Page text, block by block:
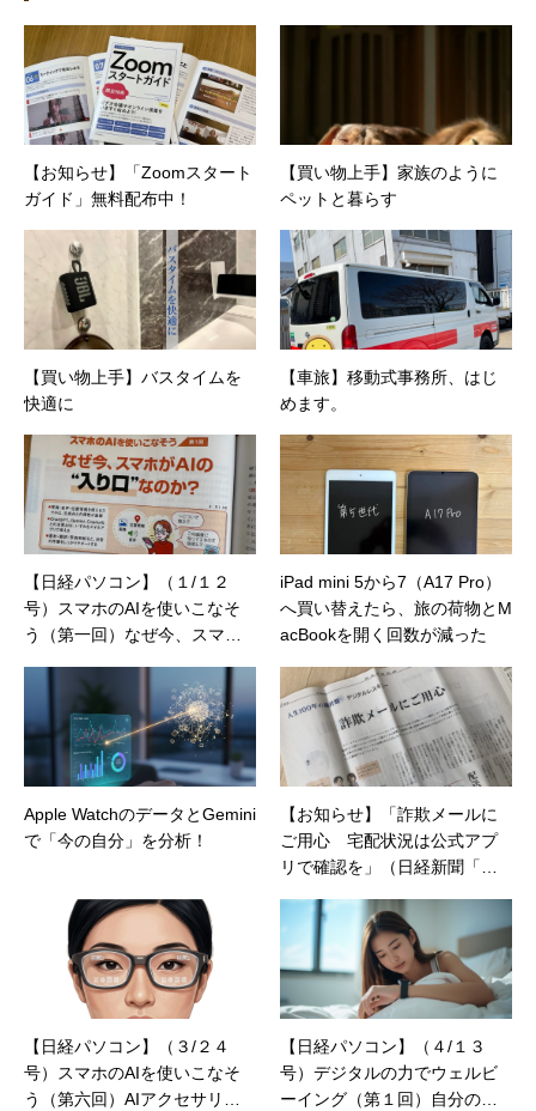
制作。プライベートでは、井上円了哲学塾の第
一期修了生として「哲学カフェ＠神保町」の世
話人、2020年以降は「なごテツ」のオンライン
カフェの世話人を務める。趣味は考えること。
【お知らせ】「Zoomスタート
ガイド」無料配布中！
【買い物上手】家族のように
ペットと暮らす
【買い物上手】バスタイムを
快適に
【車旅】移動式事務所、はじ
めます。
【日経パソコン】（１/１２
号）スマホのAIを使いこなそ
う（第一回）なぜ今、スマホ
iPad mini 5から7（A17 Pro）
へ買い替えたら、旅の荷物とM
acBookを開く回数が減った
Apple WatchのデータとGemini
で「今の自分」を分析！
【お知らせ】「詐欺メールに
ご用心 宅配状況は公式アプ
リで確認を」（日経新聞「人
【日経パソコン】（３/２４
号）スマホのAIを使いこなそ
う（第六回）AIアクセサリー
【日経パソコン】（４/１３
号）デジタルの力でウェルビ
ーイング（第１回）自分の体